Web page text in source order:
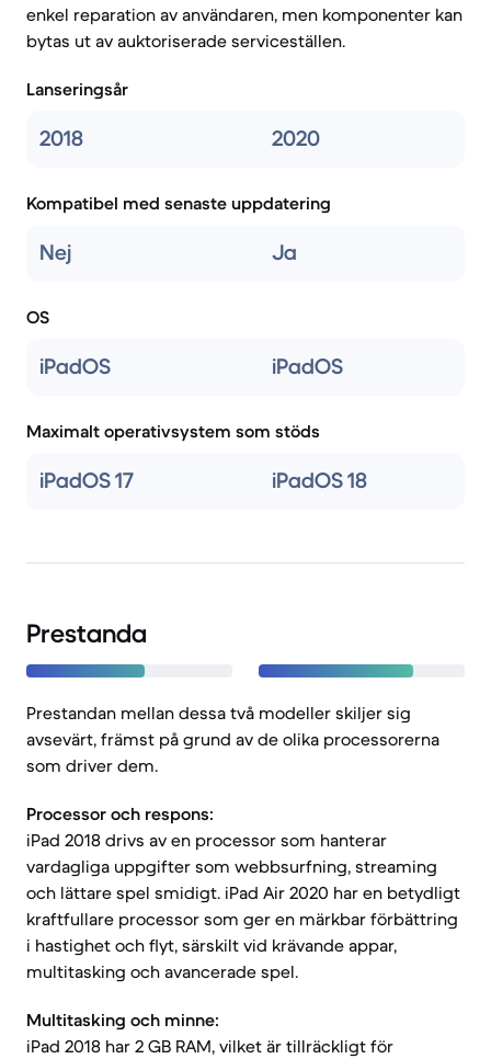
enkel reparation av användaren, men komponenter kan
bytas ut av auktoriserade serviceställen.
Lanseringsår
2018 2020
Kompatibel med senaste uppdatering
Nej Ja
OS
iPadOS iPadOS
Maximalt operativsystem som stöds
iPadOS 17 iPadOS 18
Prestanda
Prestandan mellan dessa två modeller skiljer sig
avsevärt, främst på grund av de olika processorerna
som driver dem.
Processor och respons:
iPad 2018 drivs av en processor som hanterar
vardagliga uppgifter som webbsurfning, streaming
och lättare spel smidigt. iPad Air 2020 har en betydligt
kraftfullare processor som ger en märkbar förbättring
i hastighet och flyt, särskilt vid krävande appar,
multitasking och avancerade spel.
Multitasking och minne:
iPad 2018 har 2 GB RAM, vilket är tillräckligt för